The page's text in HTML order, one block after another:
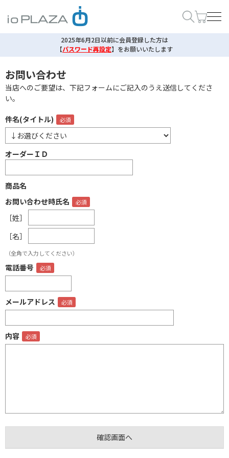
2025年6月2日以前に会員登録した方は
【パスワード再設定】 をお願いいたします
お問い合わせ
当店へのご要望は、下記フォームにご記入のうえ送信してくださ
い。
件名(タイトル)
オーダーＩＤ
商品名
お問い合わせ時氏名
［姓］
［名］
（全角で入力してください）
電話番号
メールアドレス
内容